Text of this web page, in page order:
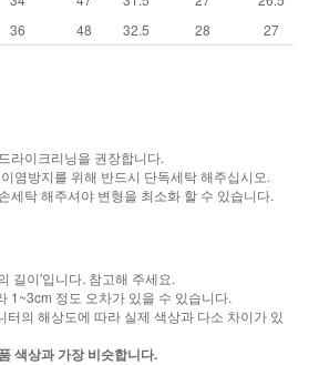
36 48 32.5 28 27
라이크리닝을 권장합니다.
염방지를 위해 반드시 단독세탁 해주십시오.
세탁 해주셔야 변형을 최소화 할 수 있습니다.
길이'입니다. 참고해 주세요.
1~3cm 정도 오차가 있을 수 있습니다.
터의 해상도에 따라 실제 색상과 다소 차이가 있
색상과 가장 비슷합니다.